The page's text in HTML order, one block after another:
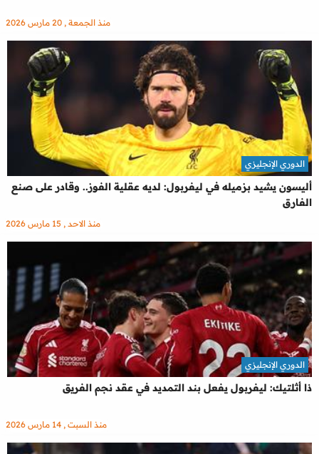
منذ الجمعة , 20 مارس 2026
أليسون يشيد بزميله في ليفربول: لديه عقلية الفوز.. وقادر على صنع
الفارق
الدوري الإنجليزي
منذ الاحد , 15 مارس 2026
ذا أثلتيك: ليفربول يفعل بند التمديد في عقد نجم الفريق
الدوري الإنجليزي
منذ السبت , 14 مارس 2026